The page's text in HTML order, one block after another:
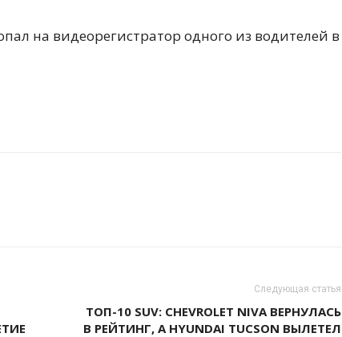
на видеорегистратор одного из водителей в
Следующая статья
ТОП-10 SUV: CHEVROLET NIVA ВЕРНУЛАСЬ
В РЕЙТИНГ, А HYUNDAI TUCSON ВЫЛЕТЕЛ